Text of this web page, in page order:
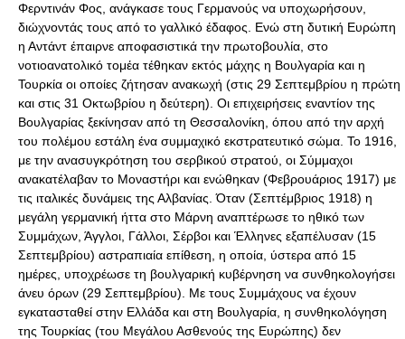
Φερντινάν Φος, ανάγκασε τους Γερμανούς να υποχωρήσουν,
διώχνοντάς τους από το γαλλικό έδαφος. Ενώ στη δυτική Ευρώπη
η Αντάντ έπαιρνε αποφασιστικά την πρωτοβουλία, στο
νοτιοανατολικό τομέα τέθηκαν εκτός μάχης η Βουλγαρία και η
Τουρκία οι οποίες ζήτησαν ανακωχή (στις 29 Σεπτεμβρίου η πρώτη
και στις 31 Οκτωβρίου η δεύτερη). Οι επιχειρήσεις εναντίον της
Βουλγαρίας ξεκίνησαν από τη Θεσσαλονίκη, όπου από την αρχή
του πολέμου εστάλη ένα συμμαχικό εκστρατευτικό σώμα. Το 1916,
με την ανασυγκρότηση του σερβικού στρατού, οι Σύμμαχοι
ανακατέλαβαν το Μοναστήρι και ενώθηκαν (Φεβρουάριος 1917) με
τις ιταλικές δυνάμεις της Αλβανίας. Όταν (Σεπτέμβριος 1918) η
μεγάλη γερμανική ήττα στο Μάρνη αναπτέρωσε το ηθικό των
Συμμάχων, Άγγλοι, Γάλλοι, Σέρβοι και Έλληνες εξαπέλυσαν (15
Σεπτεμβρίου) αστραπιαία επίθεση, η οποία, ύστερα από 15
ημέρες, υποχρέωσε τη βουλγαρική κυβέρνηση να συνθηκολογήσει
άνευ όρων (29 Σεπτεμβρίου). Με τους Συμμάχους να έχουν
εγκατασταθεί στην Ελλάδα και στη Βουλγαρία, η συνθηκολόγηση
της Τουρκίας (του Μεγάλου Ασθενούς της Ευρώπης) δεν